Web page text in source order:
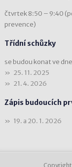
čtvrtek 8:50 – 9:40
prevence)
Třídní schůzky
se budou konat ve
25. 11. 2025
21. 4. 2026
Zápis budoucích
19. a 20. 1. 2026
Copyright